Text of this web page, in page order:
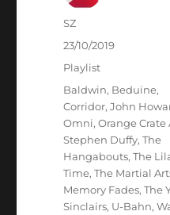
Autor
SZ
Veröffentlicht
am
23/10/2019
Kategorien
Playlist
Schlagwörter
Baldwin, Beduine,
Corridor,John
Omni,Orange Crate
Stephen Duffy,The
Hangabouts,The
Time,The Martial
Memory Fades,The
Sinclairs, U-Bahn,